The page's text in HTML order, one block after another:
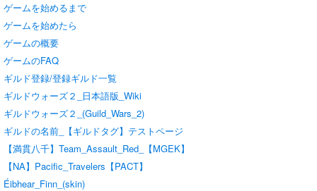
ゲームを始めるまで
ゲームを始めたら
ゲームの概要
ゲームのFAQ
ギルド登録/登録ギルド一覧
ギルドウォーズ２_日本語版_Wiki
ギルドウォーズ２_(Guild_Wars_2)
ギルドの名前_【ギルドタグ】テストページ
【満貫八千】Team_Assault_Red_【MGEK】
【NA】Pacific_Travelers【PACT】
Éibhear_Finn_(skin)